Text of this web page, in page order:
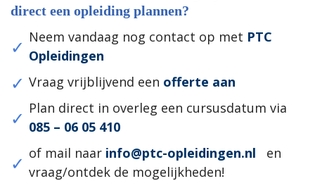
direct een opleiding plannen?
Neem vandaag nog contact op met PTC
Opleidingen
Vraag vrijblijvend een offerte aan
Plan direct in overleg een cursusdatum via
085 – 06 05 410
of mail naar info@ptc-opleidingen.nl
en
vraag/ontdek de mogelijkheden!